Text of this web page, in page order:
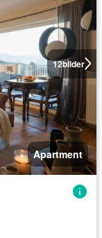
12bilder
Apartment